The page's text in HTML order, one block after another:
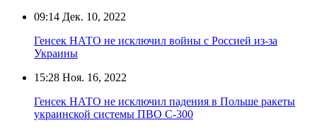
09:14 Дек. 10, 2022
Генсек НАТО не исключил войны с Россией из-за
Украины
15:28 Ноя. 16, 2022
Генсек НАТО не исключил падения в Польше ракеты
украинской системы ПВО С-300